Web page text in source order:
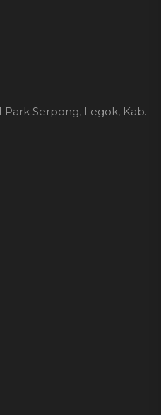
Park Serpong, Legok, Kab.